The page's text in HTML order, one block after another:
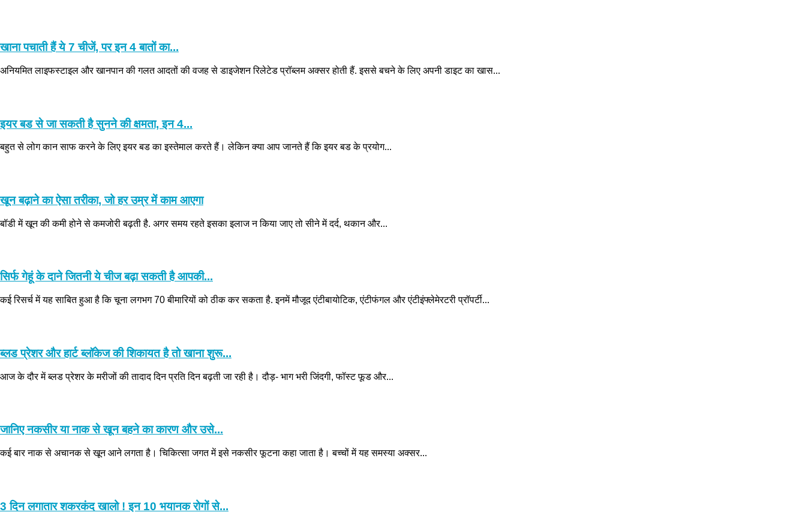
खाना पचाती हैं ये 7 चीजें, पर इन 4 बातों का...
अनियमित लाइफस्टाइल और खानपान की गलत आदतों की वजह से डाइजेशन रिलेटेड प्रॉब्लम अक्सर होती हैं. इससे बचने के लिए अपनी डाइट का खास...
इयर बड से जा सकती है सुनने की क्षमता, इन 4...
बहुत से लोग कान साफ करने के लिए इयर बड का इस्तेमाल करते हैं। लेकिन क्या आप जानते हैं कि इयर बड के प्रयोग...
खून बढ़ाने का ऐसा तरीका, जो हर उम्र में काम आएगा
बॉडी में खून की कमी होने से कमजोरी बढ़ती है. अगर समय रहते इसका इलाज न किया जाए तो सीने में दर्द, थकान और...
सिर्फ गेहूं के दाने जितनी ये चीज बढ़ा सकती है आपकी...
कई रिसर्च में यह साबित हुआ है कि चूना लगभग 70 बीमारियों को ठीक कर सकता है. इनमें मौजूद एंटीबायोटिक, एंटीफंगल और एंटीइंफ्लेमेरटरी प्रॉपर्टी...
ब्लड प्रेशर और हार्ट ब्लॉकेज की शिकायत है तो खाना शुरू...
आज के दौर में ब्लड प्रेशर के मरीजों की तादाद दिन प्रति दिन बढ़ती जा रही है। दौड़- भाग भरी जिंदगी, फॉस्ट फूड और...
जानिए नकसीर या नाक से खून बहने का कारण और उसे...
कई बार नाक से अचानक से खून आने लगता है। चिकित्‍सा जगत में इसे नकसीर फूटना कहा जाता है। बच्‍चों में यह समस्‍या अक्‍सर...
3 दिन लगातार शकरकंद खालो ! इन 10 भयानक रोगों से...